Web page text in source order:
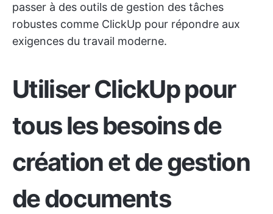
passer à des outils de gestion des tâches
robustes comme ClickUp pour répondre aux
exigences du travail moderne.
Utiliser ClickUp pour
tous les besoins de
création et de gestion
de documents